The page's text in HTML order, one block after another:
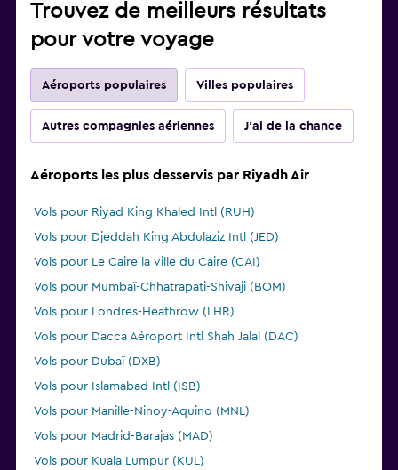
Trouvez de meilleurs résultats
pour votre voyage
Aéroports populaires Villes populaires
Autres compagnies aériennes J'ai de la chance
Aéroports les plus desservis par Riyadh Air
Vols pour Riyad King Khaled Intl (RUH)
Vols pour Djeddah King Abdulaziz Intl (JED)
Vols pour Le Caire la ville du Caire (CAI)
Vols pour Mumbaï-Chhatrapati-Shivaji (BOM)
Vols pour Londres-Heathrow (LHR)
Vols pour Dacca Aéroport Intl Shah Jalal (DAC)
Vols pour Dubaï (DXB)
Vols pour Islamabad Intl (ISB)
Vols pour Manille-Ninoy-Aquino (MNL)
Vols pour Madrid-Barajas (MAD)
Vols pour Kuala Lumpur (KUL)